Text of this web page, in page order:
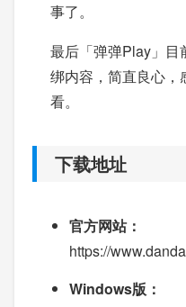
事了。
最后「弹弹Play」目
绑内容，简直良心
看。
下载地址
官方网站：
https://
Windows版：